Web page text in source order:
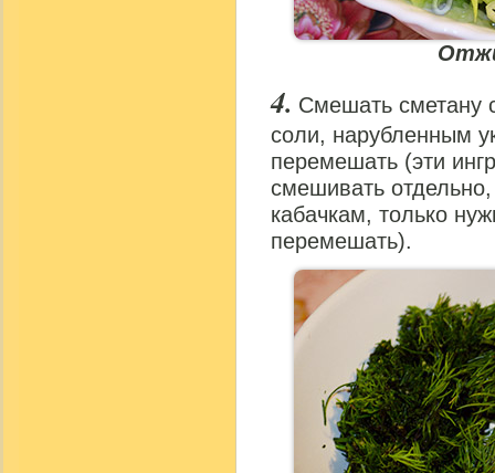
Смешать сметану
соли, нарубленным
перемешать (эти
смешивать
кабачкам, только
перемешать).